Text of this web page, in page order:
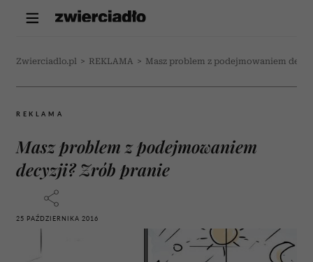
Zwierciadlo.pl > REKLAMA > Masz problem z podejmowaniem
REKLAMA
Masz problem z podejmowaniem
decyzji? Zrób pranie
25 PAŹDZIERNIKA 2016